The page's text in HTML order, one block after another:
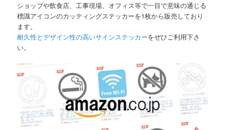
ショップや飲食店、工事現場、オフィス等で一目で意味の通じる
標識アイコンのカッティングステッカーを1枚から販売しており
ます。
耐久性とデザイン性の高いサインステッカーをぜひご利用下さ
い。